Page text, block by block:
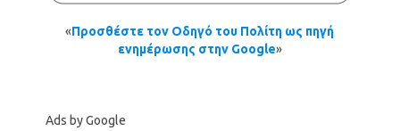
«Προσθέστε τον Οδηγό του Πολίτη ως πηγή
ενημέρωσης στην Google»
Ads by Google